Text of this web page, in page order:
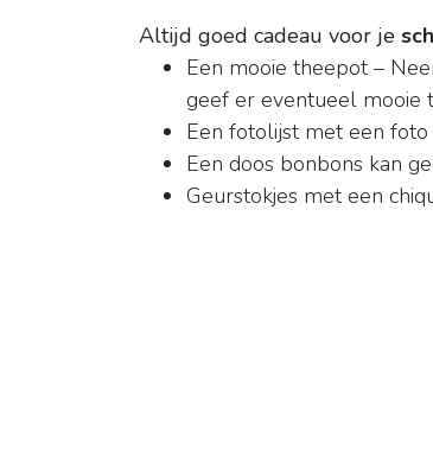
Altijd goed cadeau voor je
Een mooie theepot –
geef er eventueel mooie
Een fotolijst met een
Een doos bonbons kan
Geurstokjes met een